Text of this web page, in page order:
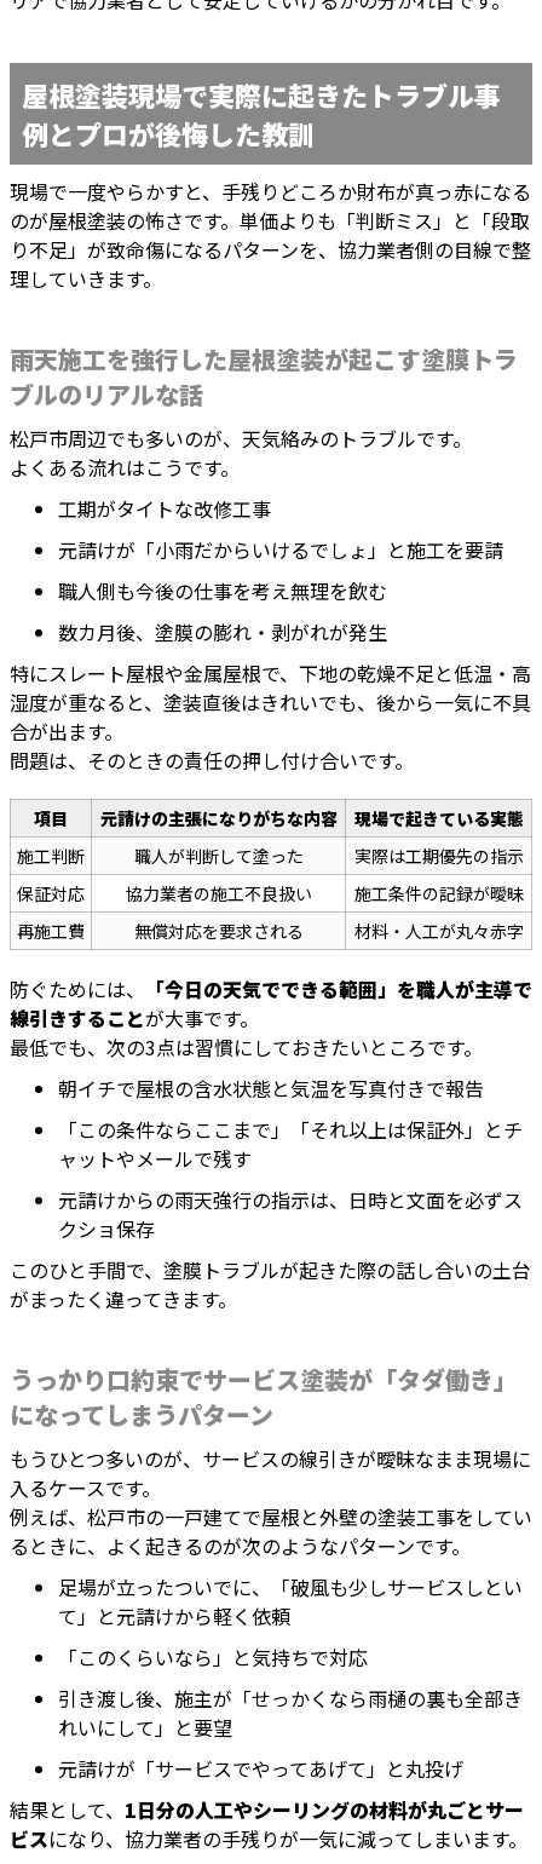
屋根塗装現場で実際に起きたトラブル事
例とプロが後悔した教訓
現場で一度やらかすと、手残りどころか財布が真っ赤になる
のが屋根塗装の怖さです。単価よりも「判断ミス」と「段取
り不足」が致命傷になるパターンを、協力業者側の目線で整
理していきます。
雨天施工を強行した屋根塗装が起こす塗膜トラ
ブルのリアルな話
松戸市周辺でも多いのが、天気絡みのトラブルです。
よくある流れはこうです。
工期がタイトな改修工事
元請けが「小雨だからいけるでしょ」と施工を要請
職人側も今後の仕事を考え無理を飲む
数カ月後、塗膜の膨れ・剥がれが発生
特にスレート屋根や金属屋根で、下地の乾燥不足と低温・高
湿度が重なると、塗装直後はきれいでも、後から一気に不具
合が出ます。
問題は、そのときの責任の押し付け合いです。
項目 元請けの主張になりがちな内容
現場で起きている実態
施工判断
職人が判断して塗った
実際は工期優先の指示
保証対応
協力業者の施工不良扱い
施工条件の記録が曖昧
再施工費
無償対応を要求される 材料・人工が丸々赤字
防ぐためには、
「今日の天気でできる範囲」を職人が主導で
線引きすることが大事です。
最低でも、次の3点は習慣にしておきたいところです。
朝イチで屋根の含水状態と気温を写真付きで報告
「この条件ならここまで」「それ以上は保証外」とチ
ャットやメールで残す
元請けからの雨天強行の指示は、日時と文面を必ずス
クショ保存
このひと手間で、塗膜トラブルが起きた際の話し合いの土台
がまったく違ってきます。
うっかり口約束でサービス塗装が「タダ働き」
になってしまうパターン
もうひとつ多いのが、サービスの線引きが曖昧なまま現場に
入るケースです。
例えば、松戸市の一戸建てで屋根と外壁の塗装工事をしてい
るときに、よく起きるのが次のようなパターンです。
足場が立ったついでに、「破風も少しサービスしとい
て」と元請けから軽く依頼
「このくらいなら」と気持ちで対応
引き渡し後、施主が「せっかくなら雨樋の裏も全部き
れいにして」と要望
元請けが「サービスでやってあげて」と丸投げ
結果として、 1日分の人工やシーリングの材料が丸ごとサー
ビスになり、協力業者の手残りが一気に減ってしまいます。